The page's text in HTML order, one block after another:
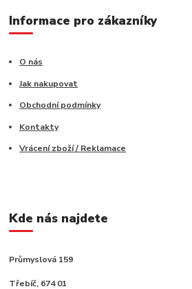
Informace pro zákazníky
O nás
Jak nakupovat
Obchodní podmínky
Kontakty
Vrácení zboží / Reklamace
Kde nás najdete
Průmyslová 159
Třebíč, 674 01